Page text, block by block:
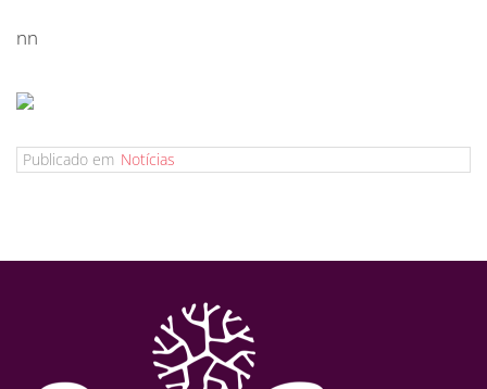
nn
Publicado em Notícias